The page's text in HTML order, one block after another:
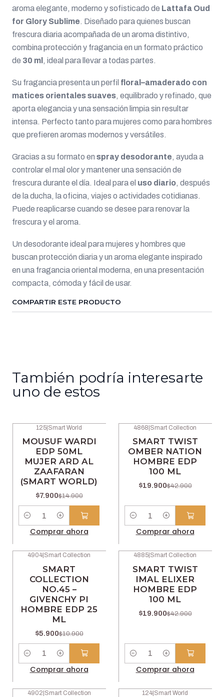
aroma elegante, moderno y sofisticado de Lattafa Oud
for Glory Sublime. Diseñado para quienes buscan
frescura diaria acompañada de un aroma distintivo,
combina protección y fragancia en un formato práctico
de 30 ml , ideal para llevar a todas partes.
Su fragancia presenta un perfil floral–amaderado con
matices orientales suaves, equilibrado y refinado, que
aporta elegancia y una sensación limpia sin resultar
intensa. Perfecto tanto para mujeres como para hombres
que prefieren aromas modernos y versátiles.
Gracias a su formato en spray desodorante, ayuda a
controlar el mal olor y mantener una sensación de
frescura durante el día. Ideal para el uso diario, después
de la ducha, la oficina, viajes o actividades cotidianas.
Puede reaplicarse cuando se desee para renovar la
frescura y el aroma.
Un desodorante ideal para mujeres y hombres que
buscan protección diaria y un aroma elegante inspirado
en una fragancia oriental moderna, en una presentación
compacta, cómoda y fácil de usar.
COMPARTIR ESTE PRODUCTO
También podría interesarte
uno de estos
125 Smart World
MOUSUF WARDI
EDP 50ML
MUJER ARD AL
ZAAFARAN
(SMART WORLD)
$7.900$14.900
Comprar ahora
4868 Smart Collection
SMART TWIST
OMBER NATION
HOMBRE EDP
100 ML
$19.900$42.900
Comprar ahora
4904 Smart Collection
SMART
COLLECTION
NO.45 –
GIVENCHY PI
HOMBRE EDP 25
ML
$5.900$10.900
Cantidad
Comprar ahora
4885 Smart Collection
SMART TWIST
IMAL ELIXER
HOMBRE EDP
100 ML
$19.900$42.900
Cantidad
Comprar ahora
4902|Smart Collection 124|Smart World